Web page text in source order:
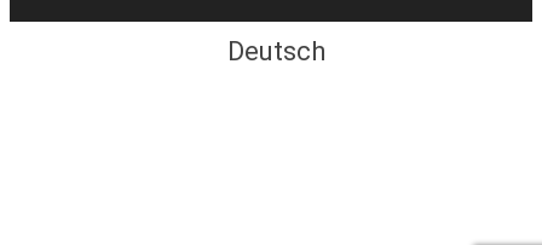
Deutsch